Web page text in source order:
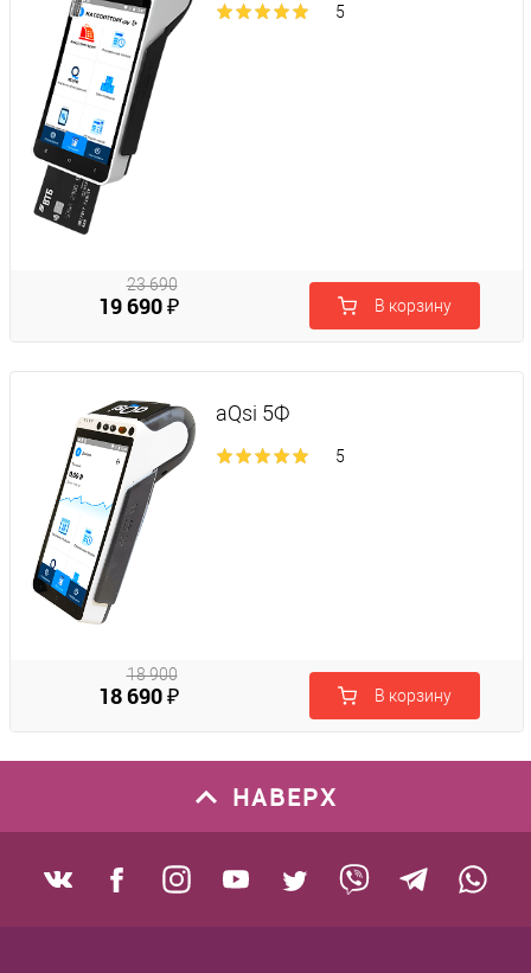
5
19 690 ₽
23 690
В корзину
aQsi 5Ф
5
18 690 ₽
18 900
В корзину
НАВЕРХ